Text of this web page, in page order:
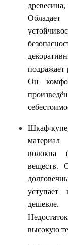
подражает
Он
Шкаф-купе
материал
волокна
веществ.
уступает
высокую